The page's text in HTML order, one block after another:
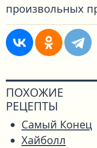
произвольных
ПОХОЖИЕ
РЕЦЕПТЫ
Самый Конец
Хайболл